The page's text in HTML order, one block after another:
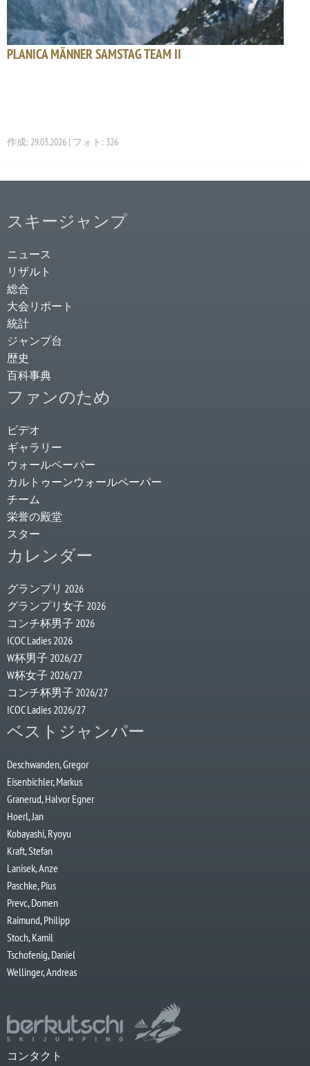
PLANICA MÄNNER SAMSTAG TEAM II
作成: 29.03.2026 | フォト: 326
スキージャンプ
ニュース
リザルト
総合
大会リポート
統計
ジャンプ台
歴史
百科事典
ファンのため
ビデオ
ギャラリー
ウォールペーパー
カルトゥーンウォールペーパー
チーム
栄誉の殿堂
スター
カレンダー
グランプリ 2026
グランプリ女子 2026
コンチ杯男子 2026
ICOC Ladies 2026
W杯男子 2026/27
W杯女子 2026/27
コンチ杯男子 2026/27
ICOC Ladies 2026/27
ベストジャンパー
Deschwanden, Gregor
Eisenbichler, Markus
Granerud, Halvor Egner
Hoerl, Jan
Kobayashi, Ryoyu
Kraft, Stefan
Lanisek, Anze
Paschke, Pius
Prevc, Domen
Raimund, Philipp
Stoch, Kamil
Tschofenig, Daniel
Wellinger, Andreas
コンタクト